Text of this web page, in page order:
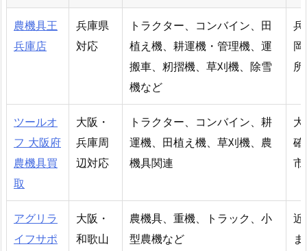
農機具王
兵庫店
兵庫県
対応
トラクター、コンバイン、田
植え機、耕運機・管理機、運
搬車、籾摺機、草刈機、除雪
機など
兵
ツールオ
フ 大阪府
農機具買
取
大阪・
兵庫周
辺対応
トラクター、コンバイン、耕
運機、田植え機、草刈機、農
機具関連
確
市
アグリラ
イフサポ
大阪・
和歌山
農機具、重機、トラック、小
型農機など
近